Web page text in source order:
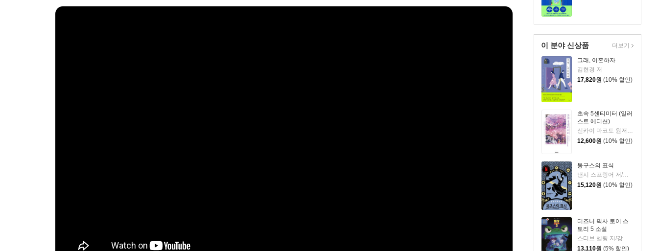
이 분야 신상품
그래, 이혼하자
김현경 저
17,820원 (10% 할인)
초속 5센티미터 (일러
스트 에디션)
신카이 마코토 원저/아키즈키 료 저/김혜리 역
12,600원 (10% 할인)
몽구스의 표식
낸시 스프링어 저/정시윤 역
15,120원 (10% 할인)
디즈니 픽사 토이 스
토리 5 소설
13,110원 (5% 할인)
더보기